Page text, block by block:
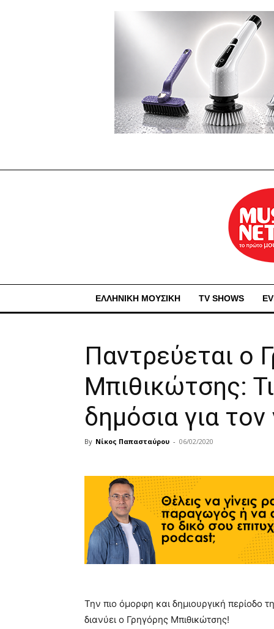
ΕΛΛΗΝΙΚΗ ΜΟΥΣΙΚΗ TV SHOWS
Παντρεύεται ο
Μπιθικώτσης:
δημόσια για
By Νίκος Παπασταύρου - 06/02/2020
Την πιο όμορφη και δημιουργική περίοδο
διανύει ο Γρηγόρης Μπιθικώτσης!